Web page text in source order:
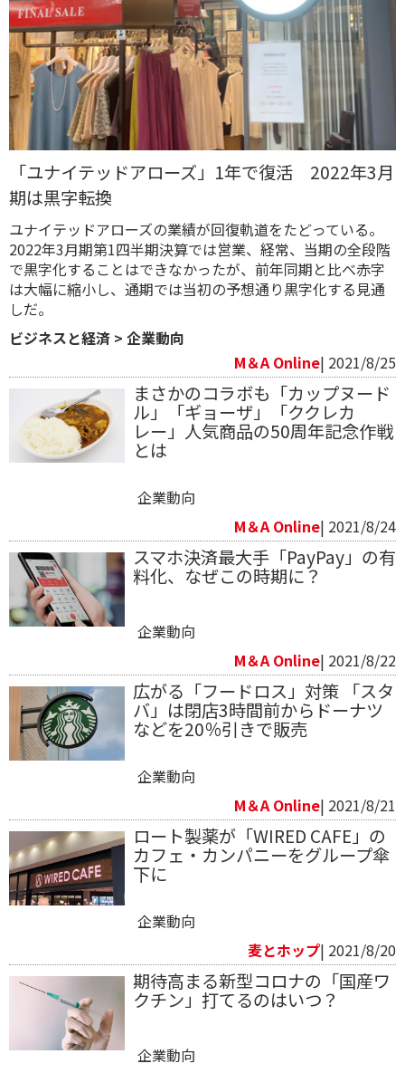
「ユナイテッドアローズ」1年で復活 2022年3月
期は黒字転換
ユナイテッドアローズの業績が回復軌道をたどっている。
2022年3月期第1四半期決算では営業、経常、当期の全段階
で黒字化することはできなかったが、前年同期と比べ赤字
は大幅に縮小し、通期では当初の予想通り黒字化する見通
しだ。
ビジネスと経済 > 企業動向
M＆A Online| 2021/8/25
まさかのコラボも「カップヌード
ル」「ギョーザ」「ククレカ
レー」人気商品の50周年記念作戦
とは
企業動向
M＆A Online| 2021/8/24
スマホ決済最大手「PayPay」の有
料化、なぜこの時期に？
企業動向
M＆A Online| 2021/8/22
広がる「フードロス」対策 「スタ
バ」は閉店3時間前からドーナツ
などを20％引きで販売
企業動向
M＆A Online| 2021/8/21
ロート製薬が「WIRED CAFE」の
カフェ・カンパニーをグループ傘
下に
企業動向
麦とホップ| 2021/8/20
期待高まる新型コロナの「国産ワ
クチン」打てるのはいつ？
企業動向